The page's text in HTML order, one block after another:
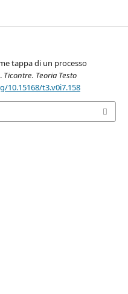
tappa di un processo
Ticontre. Teoria Testo
10.15168/t3.v0i7.158